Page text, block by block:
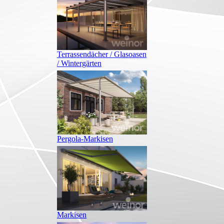
Terrassendächer / Glasoasen
/ Wintergärten
Pergola-Markisen
Markisen